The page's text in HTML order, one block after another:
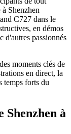
Shenzhen
C727 dans le
en démos
d'autres passionnés
moments clés de
en direct, la
temps forts du
Shenzhen à